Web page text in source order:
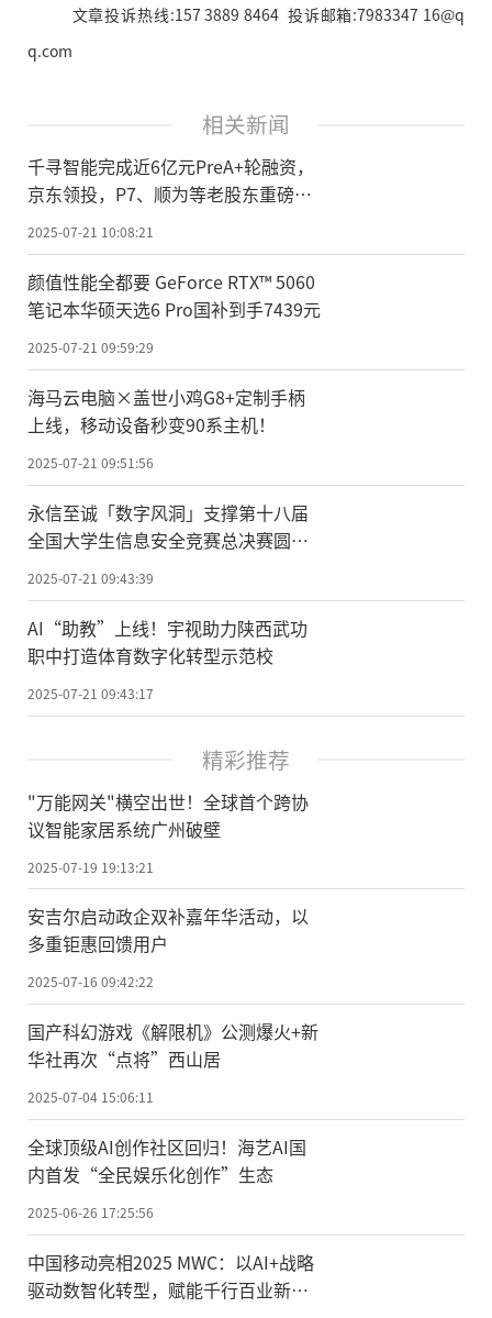
文章投诉热线:157 3889 8464 投诉邮箱:7983347 16@q
q.com
相关新闻
千寻智能完成近6亿元PreA+轮融资，
京东领投，P7、顺为等老股东重磅加
注
2025-07-21 10:08:21
颜值性能全都要 GeForce RTX™ 5060
笔记本华硕天选6 Pro国补到手7439元
2025-07-21 09:59:29
海马云电脑×盖世小鸡G8+定制手柄
上线，移动设备秒变90系主机！
2025-07-21 09:51:56
永信至诚「数字风洞」支撑第十八届
全国大学生信息安全竞赛总决赛圆满
收官，全新“T&EE”测试评估演进赛
赋能人才培养与评价
2025-07-21 09:43:39
AI“助教”上线！宇视助力陕西武功
职中打造体育数字化转型示范校
2025-07-21 09:43:17
精彩推荐
"万能网关"横空出世！全球首个跨协
议智能家居系统广州破壁
2025-07-19 19:13:21
安吉尔启动政企双补嘉年华活动，以
多重钜惠回馈用户
2025-07-16 09:42:22
国产科幻游戏《解限机》公测爆火+新
华社再次“点将”西山居
2025-07-04 15:06:11
全球顶级AI创作社区回归！海艺AI国
内首发“全民娱乐化创作”生态
2025-06-26 17:25:56
中国移动亮相2025 MWC：以AI+战略
驱动数智化转型，赋能千行百业新未